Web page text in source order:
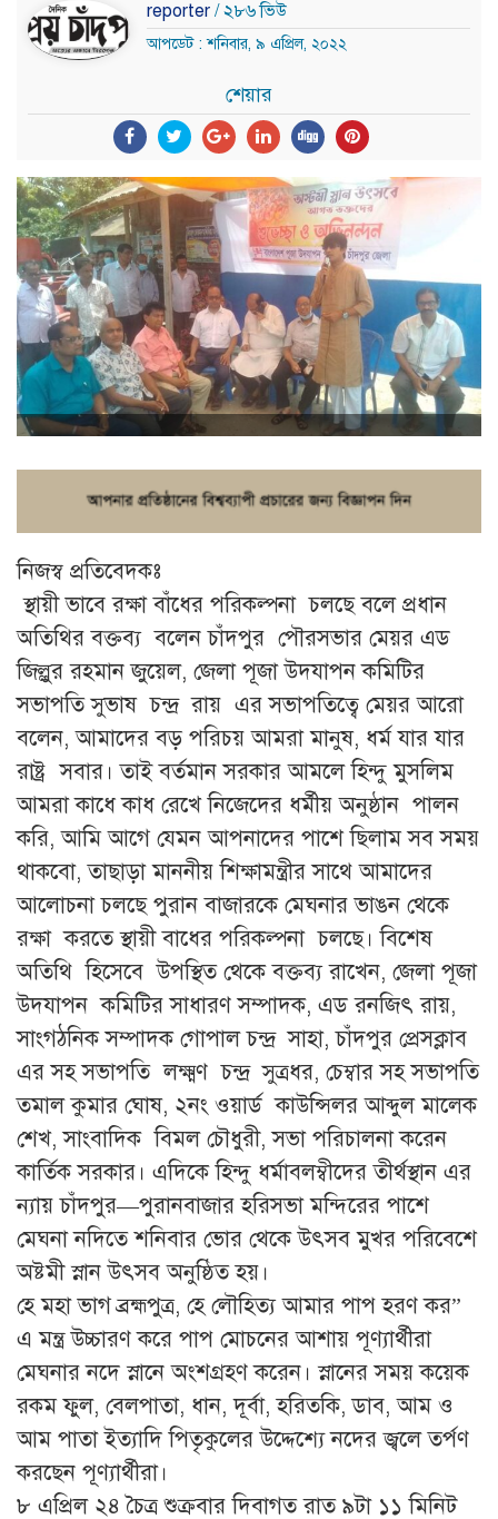
reporter / ২৮৬ ভিউ
আপডেট : শনিবার, ৯ এপ্রিল, ২০২২
শেয়ার
নিজস্ব প্রতিবেদকঃ
স্থায়ী ভাবে রক্ষা বাঁধের পরিকল্পনা চলছে বলে প্রধান
অতিথির বক্তব্য বলেন চাঁদপুর পৌরসভার মেয়র এড
জিল্লুর রহমান জুয়েল, জেলা পূজা উদযাপন কমিটির
সভাপতি সুভাষ চন্দ্র রায় এর সভাপতিত্বে মেয়র আরো
বলেন, আমাদের বড় পরিচয় আমরা মানুষ, ধর্ম যার যার
রাষ্ট্র সবার। তাই বর্তমান সরকার আমলে হিন্দু মুসলিম
আমরা কাধে কাধ রেখে নিজেদের ধর্মীয় অনুষ্ঠান পালন
করি, আমি আগে যেমন আপনাদের পাশে ছিলাম সব সময়
থাকবো, তাছাড়া মাননীয় শিক্ষামন্ত্রীর সাথে আমাদের
আলোচনা চলছে পুরান বাজারকে মেঘনার ভাঙন থেকে
রক্ষা করতে স্থায়ী বাধের পরিকল্পনা চলছে। বিশেষ
অতিথি হিসেবে উপস্থিত থেকে বক্তব্য রাখেন, জেলা পূজা
উদযাপন কমিটির সাধারণ সম্পাদক, এড রনজিৎ রায়,
সাংগঠনিক সম্পাদক গোপাল চন্দ্র সাহা, চাঁদপুর প্রেসক্লাব
এর সহ সভাপতি লক্ষ্মণ চন্দ্র সুত্রধর, চেম্বার সহ সভাপতি
তমাল কুমার ঘোষ, ২নং ওয়ার্ড কাউন্সিলর আব্দুল মালেক
শেখ, সাংবাদিক বিমল চৌধুরী, সভা পরিচালনা করেন
কার্তিক সরকার। এদিকে হিন্দু ধর্মাবলম্বীদের তীর্থস্থান এর
ন্যায় চাঁদপুর—পুরানবাজার হরিসভা মন্দিরের পাশে
মেঘনা নদিতে শনিবার ভোর থেকে উৎসব মুখর পরিবেশে
অষ্টমী স্নান উৎসব অনুষ্ঠিত হয়।
হে মহা ভাগ ব্রহ্মপুত্র, হে লৌহিত্য আমার পাপ হরণ কর”
এ মন্ত্র উচ্চারণ করে পাপ মোচনের আশায় পূণ্যার্থীরা
মেঘনার নদে স্নানে অংশগ্রহণ করেন। স্নানের সময় কয়েক
রকম ফুল, বেলপাতা, ধান, দূর্বা, হরিতকি, ডাব, আম ও
আম পাতা ইত্যাদি পিতৃকুলের উদ্দেশ্যে নদের জ্বলে তর্পণ
করছেন পূণ্যার্থীরা।
৮ এপ্রিল ২৪ চৈত্র শুক্রবার দিবাগত রাত ৯টা ১১ মিনিট